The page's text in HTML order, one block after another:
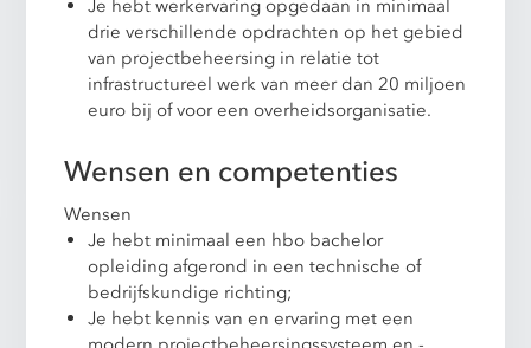
Je hebt werkervaring opgedaan in minimaal
drie verschillende opdrachten op het gebied
van projectbeheersing in relatie tot
infrastructureel werk van meer dan 20 miljoen
euro bij of voor een overheidsorganisatie.
Wensen en competenties
Wensen
Je hebt minimaal een hbo bachelor
opleiding afgerond in een technische of
bedrijfskundige richting;
Je hebt kennis van en ervaring met een